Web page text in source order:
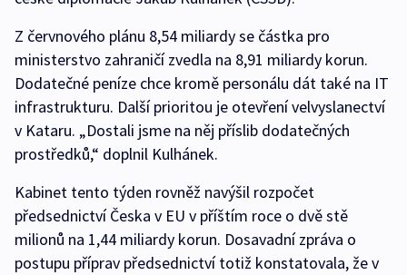
Z červnového plánu 8,54 miliardy se částka pro
ministerstvo zahraničí zvedla na 8,91 miliardy korun.
Dodatečné peníze chce kromě personálu dát také na IT
infrastrukturu. Další prioritou je otevření velvyslanectví
v Kataru. „Dostali jsme na něj příslib dodatečných
prostředků,“ doplnil Kulhánek.
Kabinet tento týden rovněž navýšil rozpočet
předsednictví Česka v EU v příštím roce o dvě stě
milionů na 1,44 miliardy korun. Dosavadní zpráva o
postupu příprav předsednictví totiž konstatovala, že v